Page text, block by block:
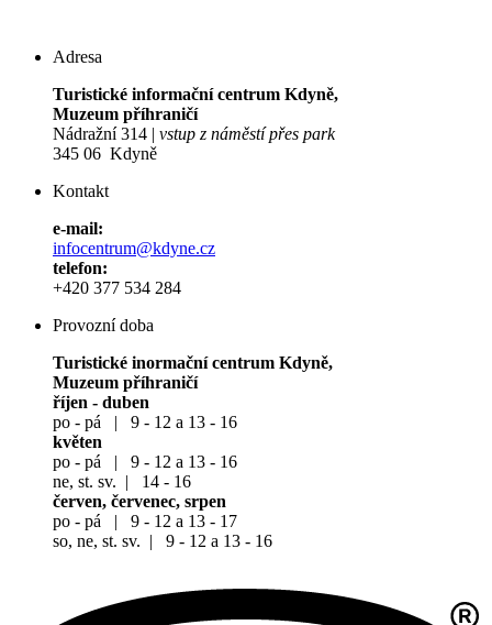
Adresa
Turistické informační centrum Kdyně,
Muzeum příhraničí
Nádražní 314 | vstup z náměstí přes park
345 06 Kdyně
Kontakt
e-mail:
infocentrum@kdyne.cz
telefon:
+420 377 534 284
Provozní doba
Turistické inormační centrum Kdyně,
Muzeum příhraničí
říjen - duben
po - pá | 9 - 12 a 13 - 16
květen
po - pá | 9 - 12 a 13 - 16
ne, st. sv. | 14 - 16
červen, červenec, srpen
po - pá | 9 - 12 a 13 - 17
so, ne, st. sv. | 9 - 12 a 13 - 16